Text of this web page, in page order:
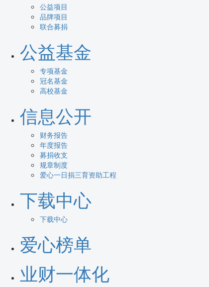
公益项目
品牌项目
联合募捐
公益基金
专项基金
冠名基金
高校基金
信息公开
财务报告
年度报告
募捐收支
规章制度
爱心一日捐三育资助工程
下载中心
下载中心
爱心榜单
业财一体化